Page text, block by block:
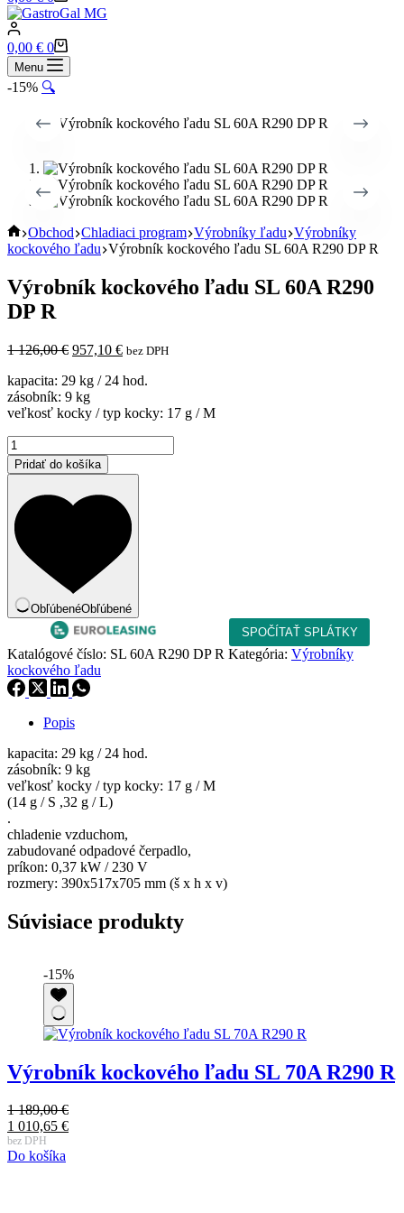
cart
Shopping
cart
0,00 € 0
Menu
-15% 🔍
Home
Obchod Chladiaci program Výrobníky ľadu Výrobníky
kockového ľadu Výrobník kockového ľadu SL 60A R290 DP R
Výrobník kockového ľadu SL 60A R290
DP R
1 126,00€ Pôvodná
bola:
1
126,00 €.
957,10 €Aktuálna
je:
bez DPH
kapacita: 29 kg / 24 hod.
zásobník: 9 kg
veľkosť kocky / typ kocky: 17 g / M
množstvo
Výrobník
kockového
SL
60A
R290
DP
Pridať do košíka
ObľúbenéObľúbené
Katalógové číslo: SL 60A R290 DP R Kategória: Výrobníky
kockového ľadu
Popis
kapacita: 29 kg / 24 hod.
zásobník: 9 kg
veľkosť kocky / typ kocky: 17 g / M
(14 g / S ,32 g / L)
.
chladenie vzduchom,
zabudované odpadové čerpadlo,
príkon: 0,37 kW / 230 V
rozmery: 390x517x705 mm (š x h x v)
Súvisiace produkty
-15%
Výrobník kockového ľadu SL 70A R290 R
1 189,00€
Pôvodná
cena
bola:
1 010,65 €
Aktuálna
cena
bez DPH
Do košíka